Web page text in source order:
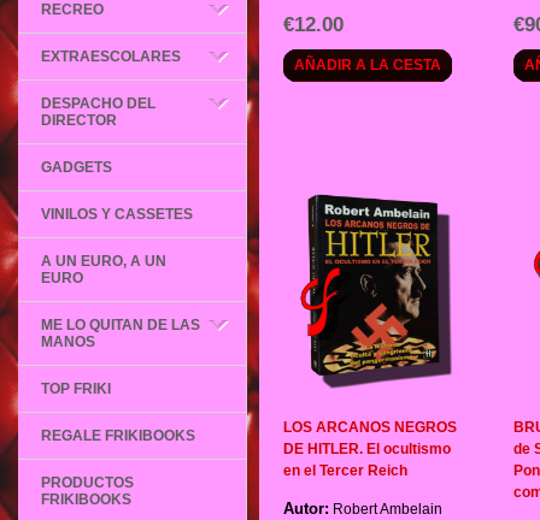
RECREO
EXTRAESCOLARES
DESPACHO DEL
DIRECTOR
GADGETS
VINILOS Y CASSETES
A UN EURO, A UN
EURO
ME LO QUITAN DE LAS
MANOS
TOP FRIKI
REGALE FRIKIBOOKS
PRODUCTOS
FRIKIBOOKS
€12.00
AÑADIR A LA CESTA
LOS ARCANOS NEGROS
DE HITLER. El ocultismo
en el Tercer Reich
Autor: Robert Ambelain
de